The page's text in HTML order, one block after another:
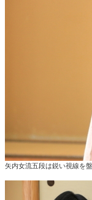
矢内女流五段は鋭い視線を